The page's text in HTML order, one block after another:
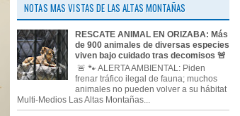
NOTAS MAS VISTAS DE LAS ALTAS MONTAÑAS
RESCATE ANIMAL EN ORIZABA: Más
de 900 animales de diversas especies
viven bajo cuidado tras decomisos 🚨
🚨 🐾 ALERTA AMBIENTAL: Piden
frenar tráfico ilegal de fauna; muchos
animales no pueden volver a su hábitat
Multi-Medios Las Altas Montañas...